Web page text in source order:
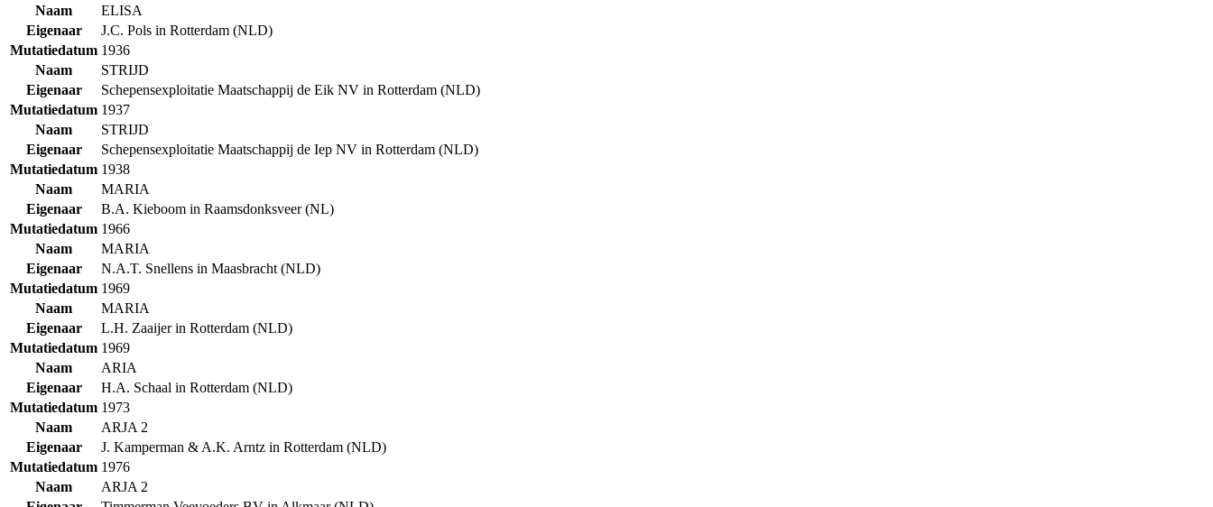
Naam
ELISA
Eigenaar
J.C. Pols in Rotterdam (NLD)
Mutatiedatum 1936
Naam
STRIJD
Eigenaar
Schepensexploitatie Maatschappij de Eik NV in Rotterdam (NLD)
Mutatiedatum 1937
Naam
STRIJD
Eigenaar
Schepensexploitatie Maatschappij de Iep NV in Rotterdam (NLD)
Mutatiedatum 1938
Naam
MARIA
Eigenaar
B.A. Kieboom in Raamsdonksveer (NL)
Mutatiedatum 1966
Naam
MARIA
Eigenaar
N.A.T. Snellens in Maasbracht (NLD)
Mutatiedatum 1969
Naam
MARIA
Eigenaar
L.H. Zaaijer in Rotterdam (NLD)
Mutatiedatum 1969
Naam
ARIA
Eigenaar
H.A. Schaal in Rotterdam (NLD)
Mutatiedatum 1973
Naam
ARJA 2
Eigenaar
J. Kamperman & A.K. Arntz in Rotterdam (NLD)
Mutatiedatum 1976
Naam
ARJA 2